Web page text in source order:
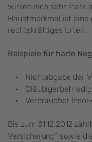
wirken sich sehr stark
Hauptmerkmal ist
rechtskräftiges Urteil.
Beispiele für harte
Nichtabgabe der
Verbraucher
Bis zum 31.12.2012
Versicherung“ sowie